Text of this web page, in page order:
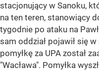
stacjonujący w Sanoku,
na ten teren, stanowiący
tygodnie po ataku na
sam oddział pojawił się
pomyłkę za UPA został
"Wacława". Pomyłka